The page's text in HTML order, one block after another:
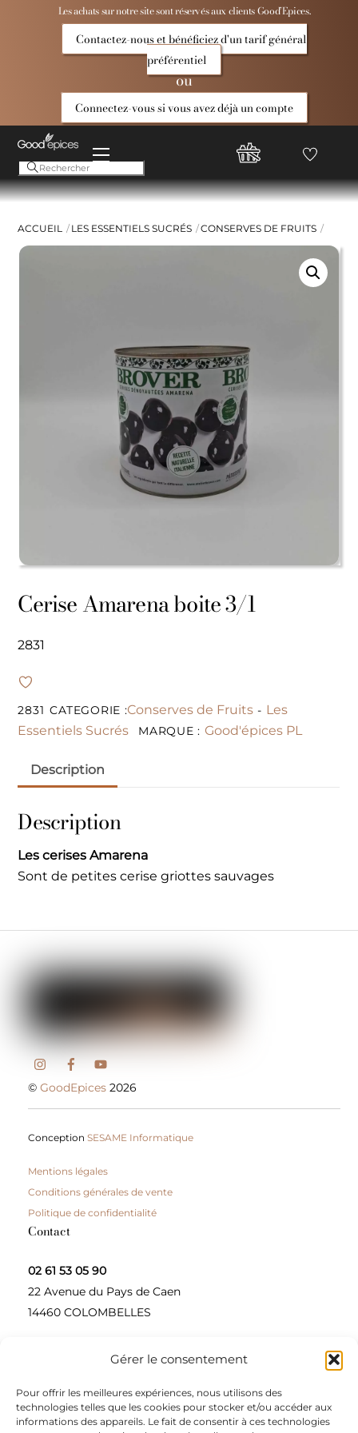
Gérer le consentement
Pour offrir les meilleures expériences, nous utilisons des
technologies telles que les cookies pour stocker et/ou accéder aux
informations des appareils. Le fait de consentir à ces technologies
Les achats sur notre site sont réservés aux clients Good’Epices.
Contactez-nous et bénéficiez d'un tarif général
préférentiel
ou
Connectez-vous si vous avez déjà un compte
Menu
Compte
Good
Favoris
ACCUEIL LES ESSENTIELS SUCRÉS CONSERVES DE FRUITS
Cerise Amarena boite 3/1
2831
2831 CATEGORIE :Conserves de Fruits - Les
Essentiels Sucrés
MARQUE : Good'épices PL
Description
Description
Les cerises Amarena
Sont de petites cerise griottes sauvages
©GoodEpices 2026
ConceptionSESAME Informatique
Mentions légales
Conditions générales de vente
Politique de confidentialité
Contact
02 61 53 05 90
22 Avenue du Pays de Caen
14460 COLOMBELLES
Contactez-nous
A propos